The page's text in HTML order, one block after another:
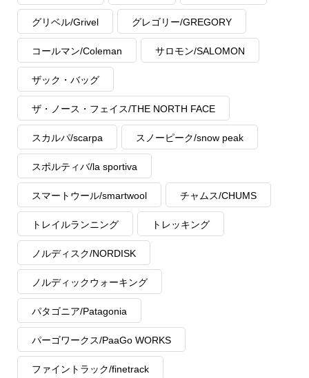
グリベル/Grivel グレゴリー/GREGORY
コールマン/Coleman サロモン/SALOMON
ザック・バッグ
ザ・ノース・フェイス/THE NORTH FACE
スカルパ/scarpa スノーピーク/snow peak
スポルティバ/la sportiva
スマートウール/smartwool チャムス/CHUMS
トレイルランニング トレッキング
ノルディスク/NORDISK
ノルディックウォーキング
パタゴニア/Patagonia
パーゴワークス/PaaGo WORKS
ファイントラック/finetrack